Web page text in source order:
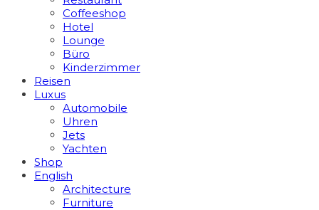
Coffeeshop
Hotel
Lounge
Büro
Kinderzimmer
Reisen
Luxus
Automobile
Uhren
Jets
Yachten
Shop
English
Architecture
Furniture